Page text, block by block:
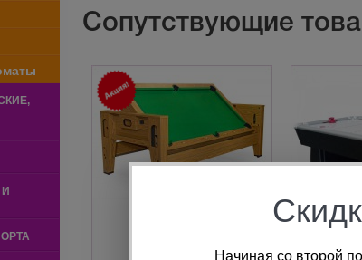
Сопутствующие
Начиная со второй